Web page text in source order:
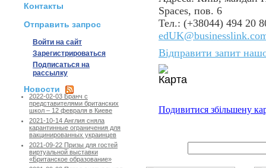
Контакты
Отправить запрос
Войти на сайт
Зарегистрироваться
Подписаться на
рассылку
Новости
2022-02-03 Бранч с
представителями британских
школ – 12 февраля в Киеве
2021-10-14 Англия сняла
карантинные ограничения для
вакцинированных украинцев
2021-09-22 Призы для гостей
виртуальной выставки
«Британское образование»
Spaces, пов. 6
Тел.: (+38044) 494 20
Відправити запит
Подивитися збільшену